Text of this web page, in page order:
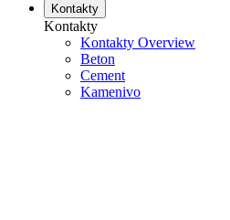
Kontakty
Kontakty
Kontakty Overview
Beton
Cement
Kamenivo